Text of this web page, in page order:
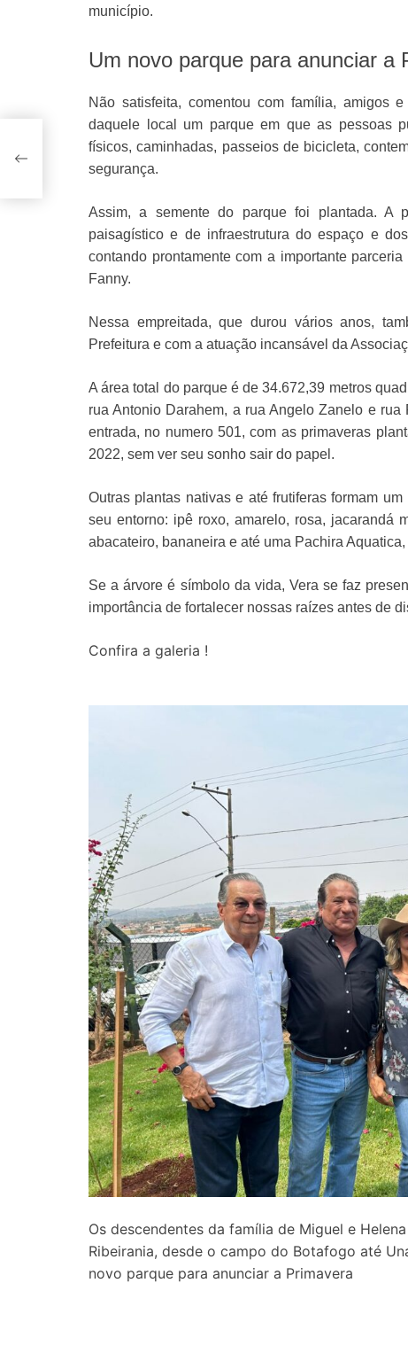
município.
Um novo parque para anunciar a
Não satisfeita, comentou com família, amigos
daquele local um parque em que as pessoas
físicos, caminhadas, passeios de bicicleta,
segurança.
Assim, a semente do parque foi plantada. A
paisagístico e de infraestrutura do espaço e
contando prontamente com a importante
Fanny.
Nessa empreitada, que durou vários anos,
Prefeitura e com a atuação incansável da
A área total do parque é de 34.672,39 metros
rua Antonio Darahem, a rua Angelo Zanelo e
entrada, no numero 501, com as primaveras
2022, sem ver seu sonho sair do papel.
Outras plantas nativas e até frutiferas formam
seu entorno: ipê roxo, amarelo, rosa, jacarandá
abacateiro, bananeira e até uma Pachira
Se a árvore é símbolo da vida, Vera se faz
importância de fortalecer nossas raízes antes de
Confira a galeria !
Os descendentes da família de Miguel e
Ribeirania, desde o campo do Botafogo até
novo parque para anunciar a Primavera